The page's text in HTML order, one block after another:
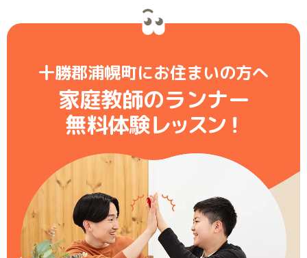
十勝郡浦幌町にお住まいの方へ
家庭教師のランナー
無料体験レッスン！